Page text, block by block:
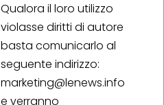
Qualora il loro utilizzo
violasse diritti di autore
basta comunicarlo al
seguente indirizzo:
marketing@lenews.info
e verranno